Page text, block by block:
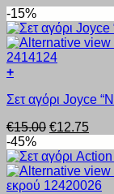
-15%
+
το
έχει
πολλαπλές
παραλλαγές.
Οι
επιλογές
Σετ αγόρι Joyce
€15.00 Original
was:
€15.00.
€12.75Η
τιμή
-45%